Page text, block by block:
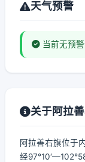
天气预警
当前无预
关于阿拉
阿拉善右旗位于
经